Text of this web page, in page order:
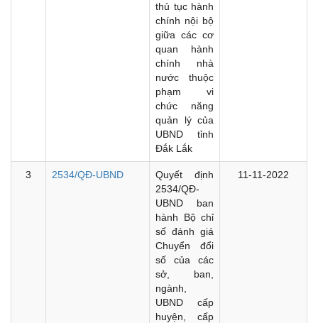
thủ tục hành
chính nội bộ
giữa các cơ
quan hành
chính nhà
nước thuộc
phạm vi
chức năng
quản lý của
UBND tỉnh
Đắk Lắk
3 2534/QĐ-UBND
Quyết định
2534/QĐ-
UBND ban
hành Bộ chỉ
số đánh giá
Chuyển đổi
số của các
sở, ban,
ngành,
UBND cấp
huyện, cấp
11-11-2022